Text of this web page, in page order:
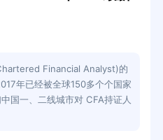
Financial Analyst)的
年已经被全球150多个个国家
国一、二线城市对 CFA持证人